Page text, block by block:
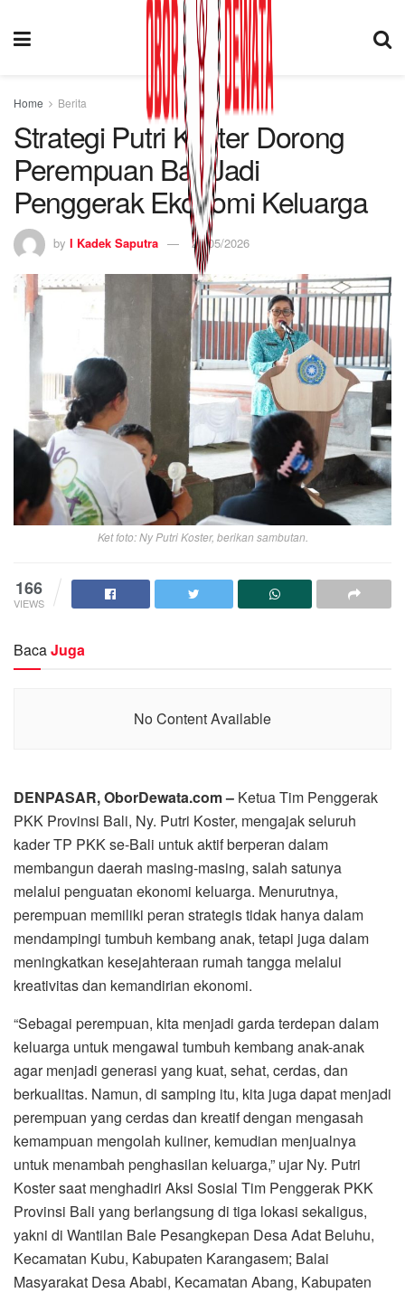
Home Berita
Strategi Putri Koster Dorong
Perempuan Bali Jadi
Penggerak Ekonomi Keluarga
by I Kadek Saputra 23/05/2026
Ket foto: Ny Putri Koster, berikan sambutan.
166
VIEWS
BacaJuga
No Content Available
DENPASAR, OborDewata.com – Ketua Tim Penggerak
PKK Provinsi Bali, Ny. Putri Koster, mengajak seluruh
kader TP PKK se-Bali untuk aktif berperan dalam
membangun daerah masing-masing, salah satunya
melalui penguatan ekonomi keluarga. Menurutnya,
perempuan memiliki peran strategis tidak hanya dalam
mendampingi tumbuh kembang anak, tetapi juga dalam
meningkatkan kesejahteraan rumah tangga melalui
kreativitas dan kemandirian ekonomi.
“Sebagai perempuan, kita menjadi garda terdepan dalam
keluarga untuk mengawal tumbuh kembang anak-anak
agar menjadi generasi yang kuat, sehat, cerdas, dan
berkualitas. Namun, di samping itu, kita juga dapat menjadi
perempuan yang cerdas dan kreatif dengan mengasah
kemampuan mengolah kuliner, kemudian menjualnya
untuk menambah penghasilan keluarga,” ujar Ny. Putri
Koster saat menghadiri Aksi Sosial Tim Penggerak PKK
Provinsi Bali yang berlangsung di tiga lokasi sekaligus,
yakni di Wantilan Bale Pesangkepan Desa Adat Beluhu,
Kecamatan Kubu, Kabupaten Karangasem; Balai
Masyarakat Desa Ababi, Kecamatan Abang, Kabupaten